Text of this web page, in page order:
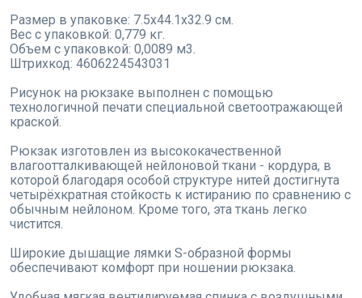
Размер в упаковке: 7.5x44.1x32.9 см.
Вес с упаковкой: 0,779 кг.
Объем с упаковкой: 0,0089 м3.
Штрихкод: 4606224543031
Рисунок на рюкзаке выполнен с помощью
технологичной печати специальной светоотражающей
краской.
Рюкзак изготовлен из высококачественной
влагоотталкивающей нейлоновой ткани - кордура, в
которой благодаря особой структуре нитей достигнута
четырёхкратная стойкость к истиранию по сравнению с
обычным нейлоном. Кроме того, эта ткань легко
чистится.
Широкие дышащие лямки S-образной формы
обеспечивают комфорт при ношении рюкзака.